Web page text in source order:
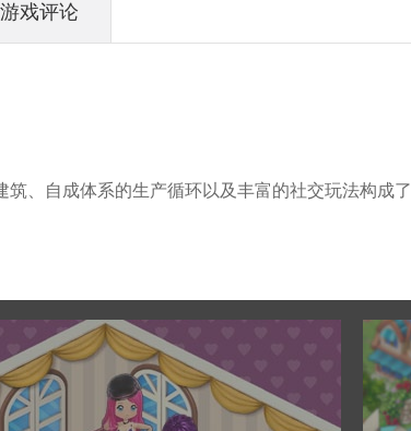
游戏评论
、自成体系的生产循环以及丰富的社交玩法构成了